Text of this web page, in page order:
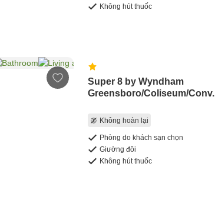
Không hút thuốc
Super 8 by Wyndham
Greensboro/Coliseum/Conv.
Không hoàn lại
Phòng do khách sạn chọn
Giường đôi
Không hút thuốc